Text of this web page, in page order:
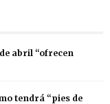
abril “ofrecen
tendrá “pies de